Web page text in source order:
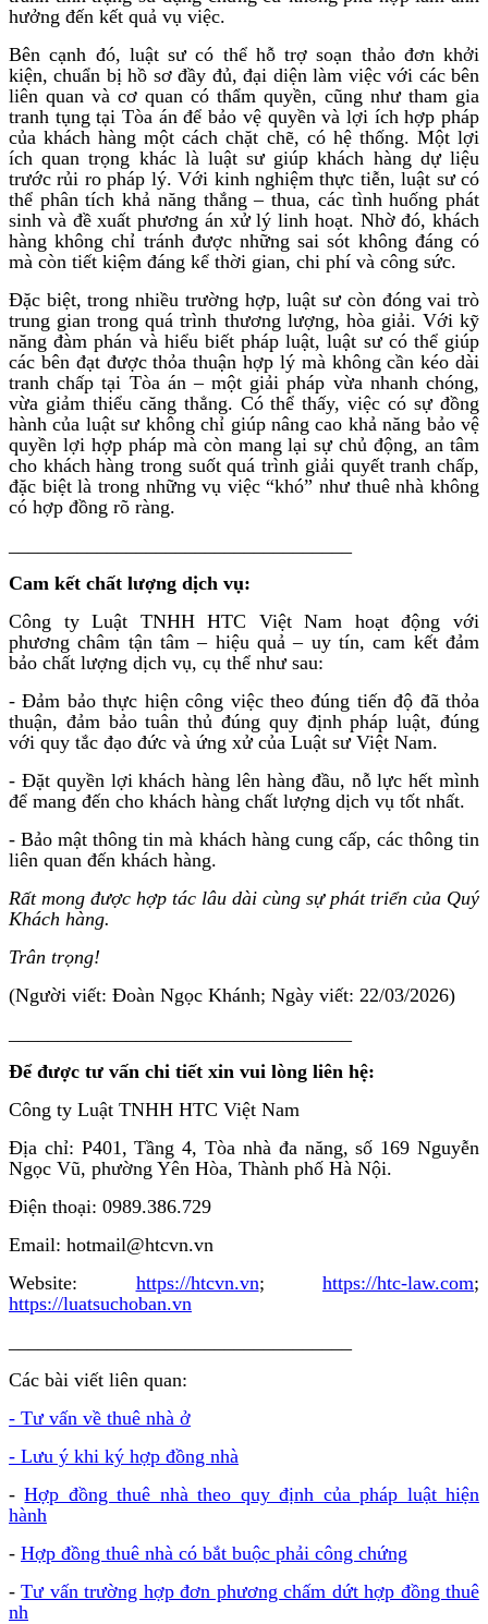
hưởng đến kết quả vụ việc.
Bên cạnh đó, luật sư có thể hỗ trợ soạn thảo đơn khởi
kiện, chuẩn bị hồ sơ đầy đủ, đại diện làm việc với các bên
liên quan và cơ quan có thẩm quyền, cũng như tham gia
tranh tụng tại Tòa án để bảo vệ quyền và lợi ích hợp pháp
của khách hàng một cách chặt chẽ, có hệ thống. Một lợi
ích quan trọng khác là luật sư giúp khách hàng dự liệu
trước rủi ro pháp lý. Với kinh nghiệm thực tiễn, luật sư có
thể phân tích khả năng thắng – thua, các tình huống phát
sinh và đề xuất phương án xử lý linh hoạt. Nhờ đó, khách
hàng không chỉ tránh được những sai sót không đáng có
mà còn tiết kiệm đáng kể thời gian, chi phí và công sức.
Đặc biệt, trong nhiều trường hợp, luật sư còn đóng vai trò
trung gian trong quá trình thương lượng, hòa giải. Với kỹ
năng đàm phán và hiểu biết pháp luật, luật sư có thể giúp
các bên đạt được thỏa thuận hợp lý mà không cần kéo dài
tranh chấp tại Tòa án – một giải pháp vừa nhanh chóng,
vừa giảm thiểu căng thẳng. Có thể thấy, việc có sự đồng
hành của luật sư không chỉ giúp nâng cao khả năng bảo vệ
quyền lợi hợp pháp mà còn mang lại sự chủ động, an tâm
cho khách hàng trong suốt quá trình giải quyết tranh chấp,
đặc biệt là trong những vụ việc “khó” như thuê nhà không
có hợp đồng rõ ràng.
Cam kết chất lượng dịch vụ:
Công ty Luật TNHH HTC Việt Nam hoạt động với
phương châm tận tâm – hiệu quả – uy tín, cam kết đảm
bảo chất lượng dịch vụ, cụ thể như sau:
- Đảm bảo thực hiện công việc theo đúng tiến độ đã thỏa
thuận, đảm bảo tuân thủ đúng quy định pháp luật, đúng
với quy tắc đạo đức và ứng xử của Luật sư Việt Nam.
- Đặt quyền lợi khách hàng lên hàng đầu, nỗ lực hết mình
để mang đến cho khách hàng chất lượng dịch vụ tốt nhất.
- Bảo mật thông tin mà khách hàng cung cấp, các thông tin
liên quan đến khách hàng.
Rất mong được hợp tác lâu dài cùng sự phát triển của Quý
Khách hàng.
Trân trọng!
(Người viết: Đoàn Ngọc Khánh; Ngày viết: 22/03/2026)
Để được tư vấn chi tiết xin vui lòng liên hệ:
Công ty Luật TNHH HTC Việt Nam
Địa chỉ: P401, Tầng 4, Tòa nhà đa năng, số 169 Nguyễn
Ngọc Vũ, phường Yên Hòa, Thành phố Hà Nội.
Điện thoại: 0989.386.729
Email: hotmail@htcvn.vn
Website: https://htcvn.vn; https://htc-law.com;
https://luatsuchoban.vn
Các bài viết liên quan:
- Tư vấn về thuê nhà ở
- Lưu ý khi ký hợp đồng nhà
-Hợp đồng thuê nhà theo quy định của pháp luật hiện
hành
- Hợp đồng thuê nhà có bắt buộc phải công chứng
-Tư vấn trường hợp đơn phương chấm dứt hợp đồng thuê
nh